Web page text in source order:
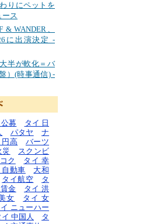
りにペットを
ース
& WANDER、
に出演決定 -
半が軟化＝バ
）(時事通信) -
募
タイ 日
パタヤ
ナ
円高
バーツ
災
スクンビ
ク
タイ 幸
自動車
大和
タイ航空
タ
金
タイ 洪
女
タイ 女
ニューハー
イ 中国人
タ